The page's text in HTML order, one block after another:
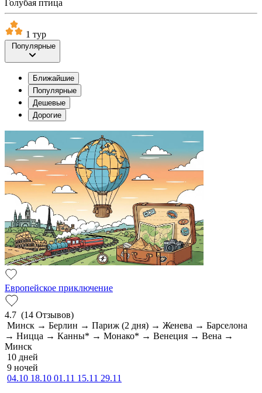
Голубая птица
1 тур
Популярные
Ближайшие
Популярные
Дешевые
Дорогие
Европейское приключение
4.7 (14 Отзывов)
Минск → Берлин → Париж (2 дня) → Женева → Барселона
→ Ницца → Канны* → Монако* → Венеция → Вена →
Минск
10 дней
9 ночей
04.10 18.10 01.11 15.11 29.11